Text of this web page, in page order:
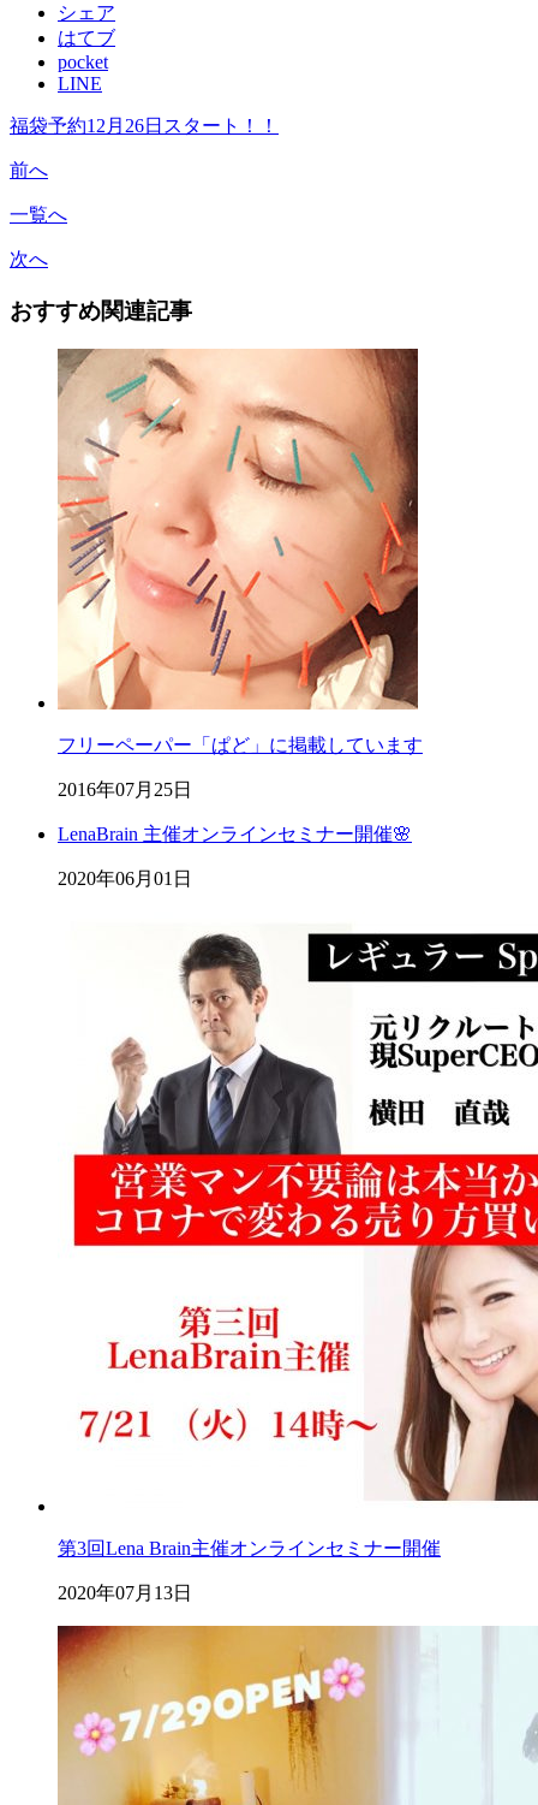
シェア
はてブ
pocket
LINE
福袋予約12月26日スタート！！
前へ
一覧へ
次へ
おすすめ関連記事
フリーペーパー「ぱど」に掲載しています
2016年07月25日
LenaBrain 主催オンラインセミナー開催🌸
2020年06月01日
第3回Lena Brain主催オンラインセミナー開催
2020年07月13日